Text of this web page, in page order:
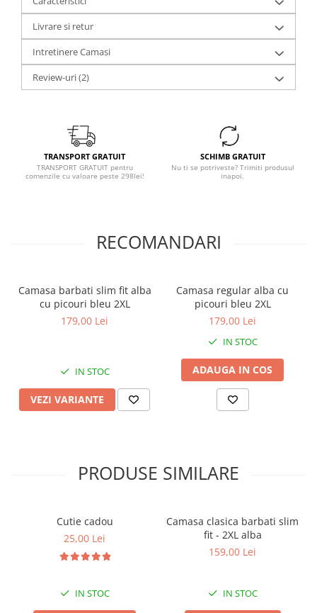
Livrare si retur
Intretinere Camasi
Review-uri(2)
TRANSPORT GRATUIT
TRANSPORT GRATUIT pentru
comenzile cu valoare peste 298lei!
SCHIMB GRATUIT
Nu ti se potriveste? Trimiti produsul
inapoi.
RECOMANDARI
Camasa barbati slim fit alba
cu picouri bleu 2XL
179,00 Lei
IN STOC
VEZI VARIANTE
Camasa regular alba cu
picouri bleu 2XL
179,00 Lei
IN STOC
ADAUGA IN COS
PRODUSE SIMILARE
Cutie cadou
25,00 Lei
IN STOC
Camasa clasica barbati slim
fit - 2XL alba
159,00 Lei
IN STOC